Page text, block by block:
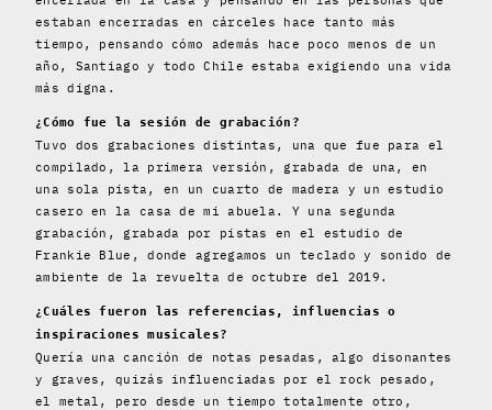
estaban encerradas en cárceles hace tanto más
tiempo, pensando cómo además hace poco menos de un
año, Santiago y todo Chile estaba exigiendo una vida
más digna.
¿Cómo fue la sesión de grabación?
Tuvo dos grabaciones distintas, una que fue para el
compilado, la primera versión, grabada de una, en
una sola pista, en un cuarto de madera y un estudio
casero en la casa de mi abuela. Y una segunda
grabación, grabada por pistas en el estudio de
Frankie Blue, donde agregamos un teclado y sonido de
ambiente de la revuelta de octubre del 2019.
¿Cuáles fueron las referencias, influencias o
inspiraciones musicales?
Quería una canción de notas pesadas, algo disonantes
y graves, quizás influenciadas por el rock pesado,
el metal, pero desde un tiempo totalmente otro,